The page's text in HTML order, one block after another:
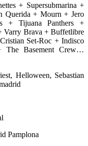
+ Supersubmarina +
Querida + Mourn + Jero
+ Tijuana Panthers +
Varry Brava + Buffetlibre
Set-Roc + Indisco
Basement Crew…
Helloween, Sebastian
Pamplona